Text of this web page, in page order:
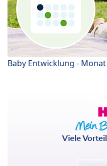
Baby Entwicklung -
Viele